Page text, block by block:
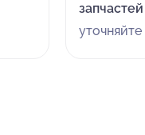
и по внешке были
запчастей